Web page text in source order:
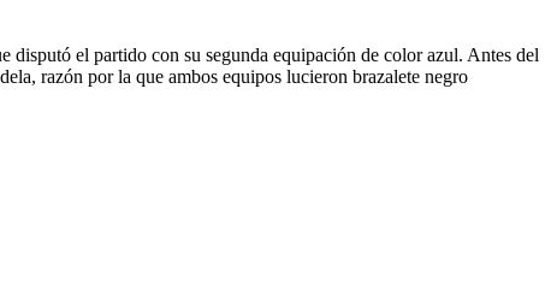
disputó el partido con su segunda equipación de color azul. Antes del
razón por la que ambos equipos lucieron brazalete negro